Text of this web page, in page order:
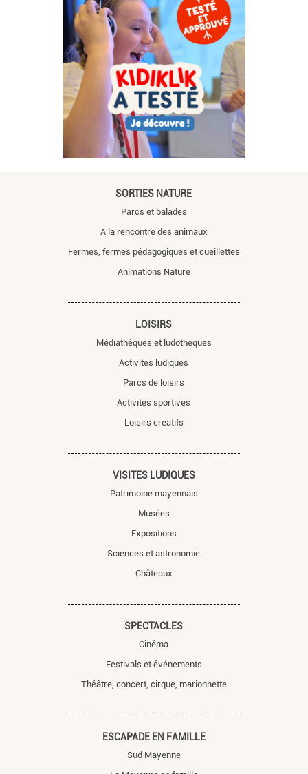
SORTIES NATURE
Parcs et balades
A la rencontre des animaux
Fermes, fermes pédagogiques et cueillettes
Animations Nature
LOISIRS
Médiathèques et ludothèques
Activités ludiques
Parcs de loisirs
Activités sportives
Loisirs créatifs
VISITES LUDIQUES
Patrimoine mayennais
Musées
Expositions
Sciences et astronomie
Châteaux
SPECTACLES
Cinéma
Festivals et événements
Théâtre, concert, cirque, marionnette
ESCAPADE EN FAMILLE
Sud Mayenne